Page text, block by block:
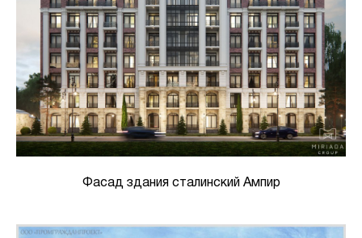
Фасад здания сталинский Ампир